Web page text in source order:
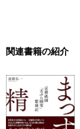
関連書籍の紹介